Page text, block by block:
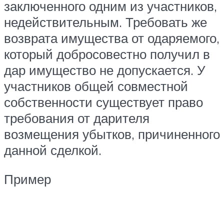
заключенного одним из участников,
недействительным. Требовать же
возврата имущества от одаряемого,
который добросовестно получил в
дар имущество не допускается. У
участников общей совместной
собственности существует право
требования от дарителя
возмещения убытков, причиненного
данной сделкой.
Пример